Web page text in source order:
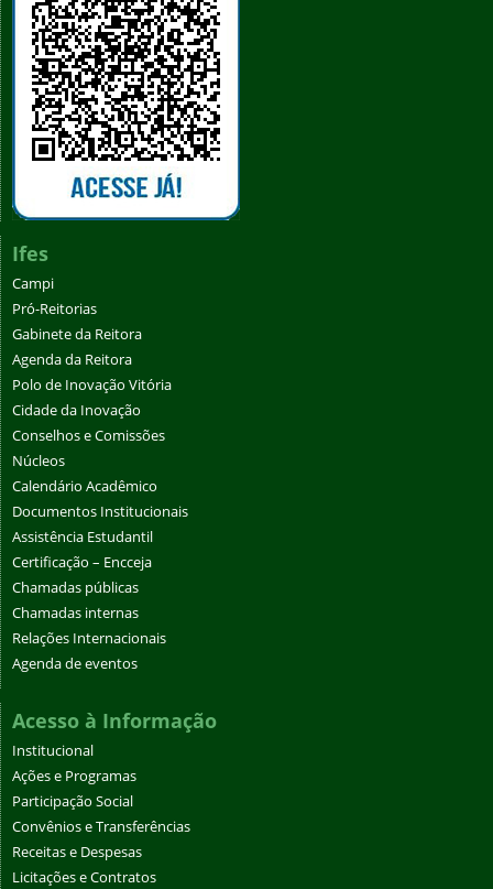
Ifes
Campi
Pró-Reitorias
Gabinete da Reitora
Agenda da Reitora
Polo de Inovação Vitória
Cidade da Inovação
Conselhos e Comissões
Núcleos
Calendário Acadêmico
Documentos Institucionais
Assistência Estudantil
Certificação – Encceja
Chamadas públicas
Chamadas internas
Relações Internacionais
Agenda de eventos
Acesso à Informação
Institucional
Ações e Programas
Participação Social
Convênios e Transferências
Receitas e Despesas
Licitações e Contratos